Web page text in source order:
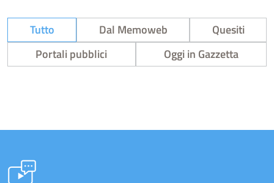
Tutto Dal Memoweb
Quesiti
Portali pubblici
Oggi in Gazzetta